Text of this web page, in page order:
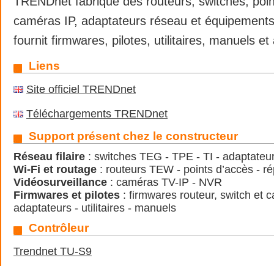
caméras IP, adaptateurs réseau et
fournit firmwares, pilotes, utilitaires, manuels et
Liens
Site officiel TRENDnet
Téléchargements TRENDnet
Support présent chez le constructeur
Réseau filaire : switches TEG - TPE - TI -
Wi-Fi et routage : routeurs TEW - points d’accès -
Vidéosurveillance : caméras TV-IP - NVR
Firmwares et pilotes : firmwares routeur, switch et
adaptateurs - utilitaires - manuels
Contrôleur
Trendnet TU-S9